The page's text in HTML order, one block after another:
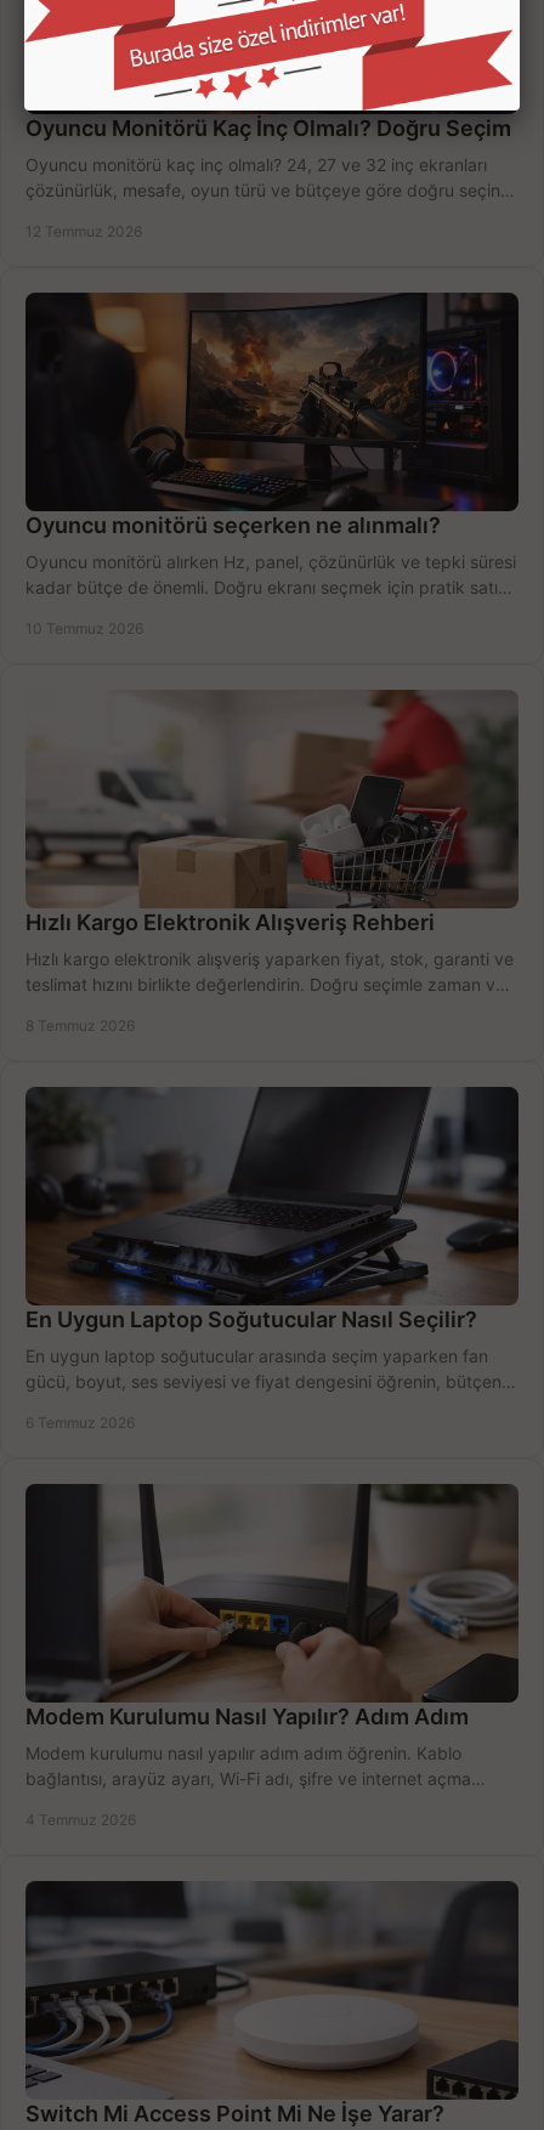
Oyuncu Monitörü Kaç İnç Olmalı? Doğru Seçim
Oyuncu monitörü kaç inç olmalı? 24, 27 ve 32 inç ekranları
çözünürlük, mesafe, oyun türü ve bütçeye göre doğru seçin,
12 Temmuz 2026
Oyuncu monitörü seçerken ne alınmalı?
Oyuncu monitörü alırken Hz, panel, çözünürlük ve tepki süresi
kadar bütçe de önemli. Doğru ekranı seçmek için pratik satın
10 Temmuz 2026
Hızlı Kargo Elektronik Alışveriş Rehberi
Hızlı kargo elektronik alışveriş yaparken fiyat, stok, garanti ve
teslimat hızını birlikte değerlendirin. Doğru seçimle zaman ve
8 Temmuz 2026
En Uygun Laptop Soğutucular Nasıl Seçilir?
En uygun laptop soğutucular arasında seçim yaparken fan
gücü, boyut, ses seviyesi ve fiyat dengesini öğrenin, bütçenizi
6 Temmuz 2026
Modem Kurulumu Nasıl Yapılır? Adım Adım
Modem kurulumu nasıl yapılır adım adım öğrenin. Kablo
bağlantısı, arayüz ayarı, Wi-Fi adı, şifre ve internet açma
4 Temmuz 2026
Switch Mi Access Point Mi Ne İşe Yarar?